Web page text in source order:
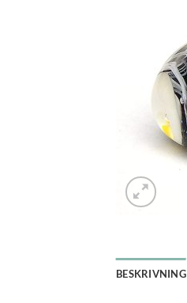
BESKRIVNING